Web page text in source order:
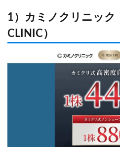
1）カミノクリニッ
CLINIC）